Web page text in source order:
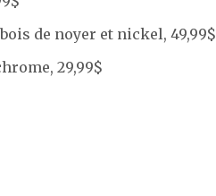
de noyer et nickel, 49,99$
29,99$